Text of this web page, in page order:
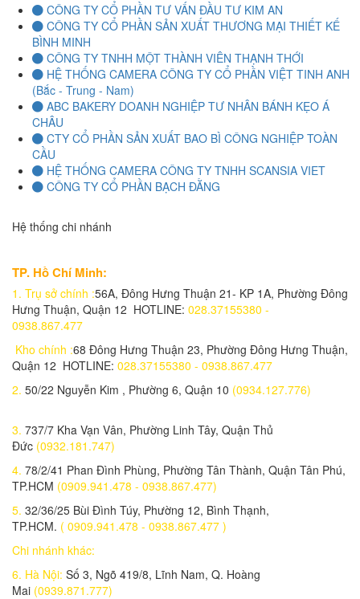
8.100.000 đ7,600,000 đ
Laptop Dell Latitude E7480 - Intel Core i5-6300U .( TH6)-8G-SSD256-
9.700.000 đ8,100,000 đ
Laptop Dell Latitude E7480 - Intel Core i5-6300U .( TH6)-4G-
SSD120g-14'
Laptop Dell Latitude E7280 - Intel Core i5- 6300U .( TH6)- 4G-128G-
12.5'
8,550,000 đ
Laptop Dell Latitude E5470 - Intel Corei5 -6200U.( TH6).-8G-256G-14'
9,150,000 đ
Laptop Dell Latitude E5470 - Intel Corei5 -6200U.( TH6).-4G-120G-14'
8,650,000 đ
Laptop Dell Latitude E7270 - Intel Core i5- 6600U.( TH6)-8G-
SSD256G- 12.5' CẢM ỨNG FHD
9.100.000 đ7,700,000 đ
CÔNG TY CỔ PHẦN TƯ VẤN ĐẦU TƯ KIM AN
CÔNG TY CỔ PHẦN SẢN XUẤT THƯƠNG MẠI THIẾT KẾ
BÌNH MINH
CÔNG TY TNHH MỘT THÀNH VIÊN THẠNH THỚI
HỆ THỐNG CAMERA CÔNG TY CỔ PHẦN VIỆT TINH ANH
(Bắc - Trung - Nam)
ABC BAKERY DOANH NGHIỆP TƯ NHÂN BÁNH KẸO Á
CHÂU
CTY CỔ PHẦN SẢN XUẤT BAO BÌ CÔNG NGHIỆP TOÀN
CẦU
HỆ THỐNG CAMERA CÔNG TY TNHH SCANSIA VIET
CÔNG TY CỔ PHẦN BẠCH ĐẰNG
Hệ thống chi nhánh
TP. Hồ Chí Minh:
1. Trụ sở chính :56A, Đông Hưng Thuận 21- KP 1A, Phường Đông
Hưng Thuận, Quận 12 HOTLINE: 028.37155380 -
0938.867.477
Kho chính :68 Đông Hưng Thuận 23, Phường Đông Hưng Thuận,
Quận 12 HOTLINE: 028.37155380 - 0938.867.477
2. 50/22 Nguyễn Kim , Phường 6, Quận 10 (0934.127.776)
3. 737/7 Kha Vạn Vân, Phường Linh Tây, Quận Thủ
Đức (0932.181.747)
4. 78/2/41 Phan Đình Phùng, Phường Tân Thành, Quận Tân Phú,
TP.HCM (0909.941.478 - 0938.867.477)
5. 32/36/25 Bùi Đình Túy, Phường 12, Bình Thạnh,
TP.HCM. ( 0909.941.478 - 0938.867.477 )
Chi nhánh khác:
6. Hà Nội: Số 3, Ngõ 419/8, Lĩnh Nam, Q. Hoàng
Mai (0939.871.777)